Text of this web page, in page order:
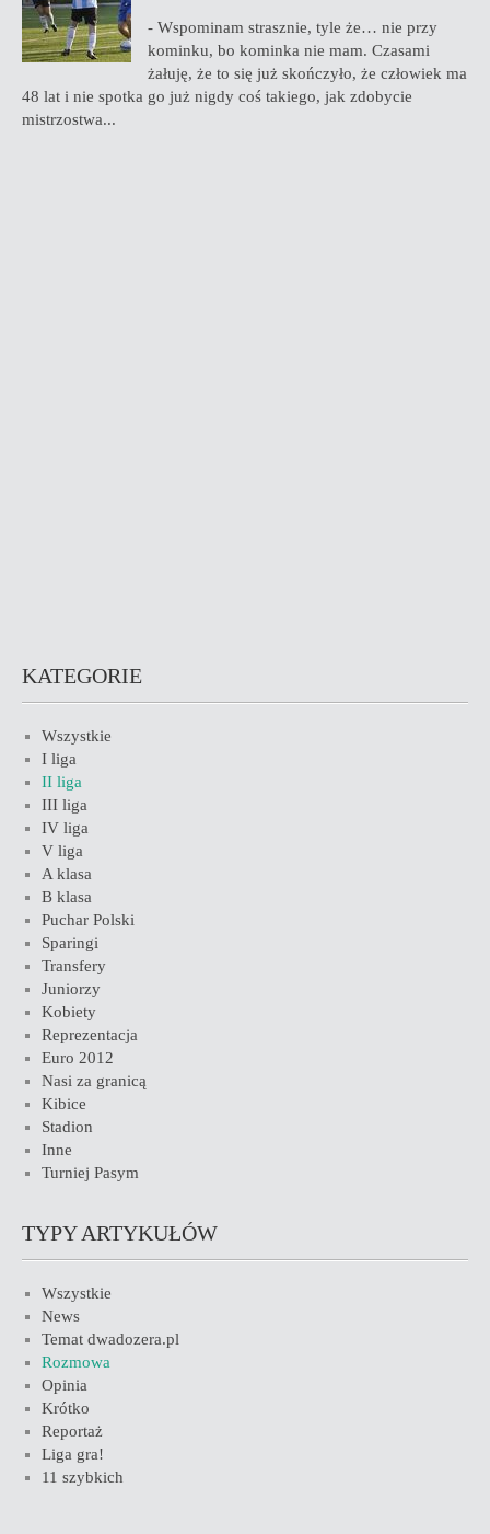
- Wspominam strasznie, tyle że… nie przy
kominku, bo kominka nie mam. Czasami
żałuję, że to się już skończyło, że człowiek ma
48 lat i nie spotka go już nigdy coś takiego, jak zdobycie
mistrzostwa...
KATEGORIE
Wszystkie
I liga
II liga
III liga
IV liga
V liga
A klasa
B klasa
Puchar Polski
Sparingi
Transfery
Juniorzy
Kobiety
Reprezentacja
Euro 2012
Nasi za granicą
Kibice
Stadion
Inne
Turniej Pasym
TYPY ARTYKUŁÓW
Wszystkie
News
Temat dwadozera.pl
Rozmowa
Opinia
Krótko
Reportaż
Liga gra!
11 szybkich